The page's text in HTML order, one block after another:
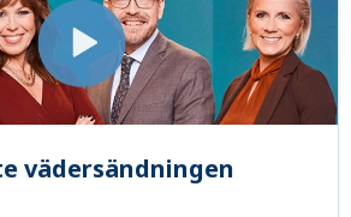
vädersändningen